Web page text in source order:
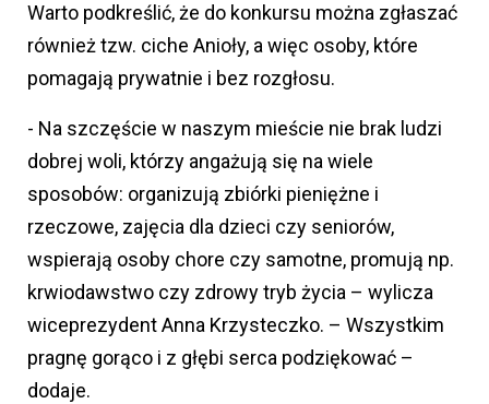
Warto podkreślić, że do konkursu można zgłaszać
również tzw. ciche Anioły, a więc osoby, które
pomagają prywatnie i bez rozgłosu.
- Na szczęście w naszym mieście nie brak ludzi
dobrej woli, którzy angażują się na wiele
sposobów: organizują zbiórki pieniężne i
rzeczowe, zajęcia dla dzieci czy seniorów,
wspierają osoby chore czy samotne, promują np.
krwiodawstwo czy zdrowy tryb życia – wylicza
wiceprezydent Anna Krzysteczko. – Wszystkim
pragnę gorąco i z głębi serca podziękować –
dodaje.